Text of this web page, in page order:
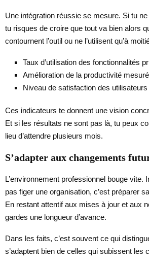
Une intégration réussie se mesure. Si tu
tu risques de croire que tout va bien alors
contournent l’outil ou ne l’utilisent qu’à
Taux d’utilisation des fonctionnalités
Amélioration de la productivité
Niveau de satisfaction des utilisateurs
Ces indicateurs te donnent une vision
Et si les résultats ne sont pas là, tu peux
lieu d’attendre plusieurs mois.
S’adapter aux changements
L’environnement professionnel bouge vite.
pas figer une organisation, c’est préparer
En restant attentif aux mises à jour et aux
gardes une longueur d’avance.
Dans les faits, c’est souvent ce qui
s’adaptent bien de celles qui subissent les